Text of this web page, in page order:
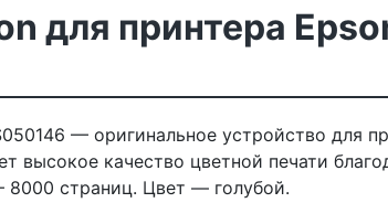
для принтера
— оригинальное устройство для
высокое качество цветной печати
8000 страниц. Цвет — голубой.